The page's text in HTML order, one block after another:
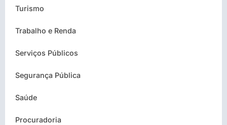
Turismo
Trabalho e Renda
Serviços Públicos
Segurança Pública
Saúde
Procuradoria